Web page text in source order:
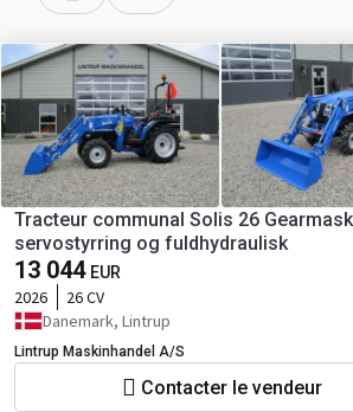
Tracteur communal Solis 26
servostyrring og fuldhydraulisk
13 044 EUR
2026
26 CV
Danemark, Lintrup
Lintrup Maskinhandel A/S
Contacter le vendeur